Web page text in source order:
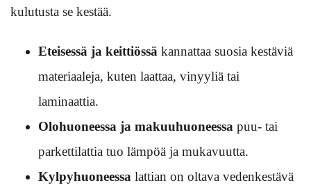
kulutusta se kestää.
Eteisessä ja keittiössä kannattaa suosia kestäviä
materiaaleja, kuten laattaa, vinyyliä tai
laminaattia.
Olohuoneessa ja makuuhuoneessa puu- tai
parkettilattia tuo lämpöä ja mukavuutta.
Kylpyhuoneessa lattian on oltava vedenkestävä